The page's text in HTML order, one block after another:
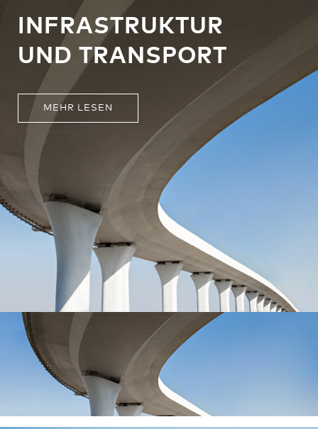
INFRASTRUKTUR
UND TRANSPORT
MEHR LESEN